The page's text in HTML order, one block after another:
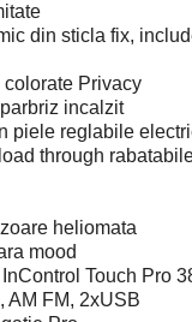
din sticla fix,
Privacy
incalzit
piele reglabile
through
heliomata
mood
Touch Pro
AM FM, 2xUSB